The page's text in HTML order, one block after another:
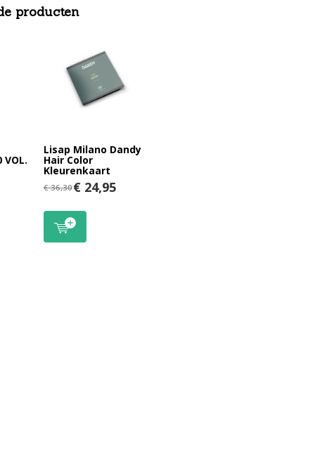
producten
VOL.
Lisap Milano Dandy
Hair Color
Kleurenkaart
€ 36,30€ 24,95